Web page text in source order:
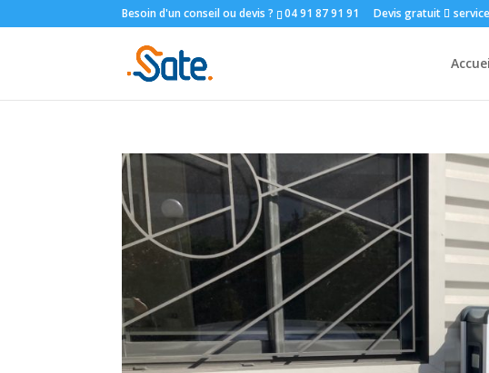
Besoin d'un conseil ou devis ? 04 91 87 91 91 Devis gratuit